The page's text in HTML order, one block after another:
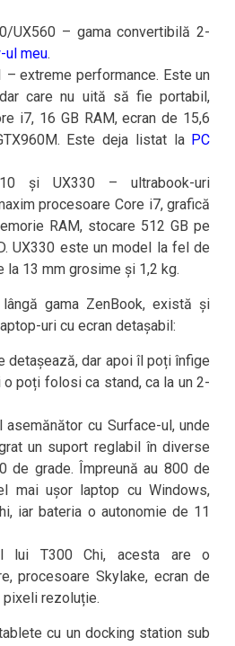
UX560 – gama convertibilă 2-
ul meu.
– extreme performance. Este un
care nu uită să fie portabil,
i7, 16 GB RAM, ecran de 15,6
Este deja listat la PC
și UX330 – ultrabook-uri
procesoare Core i7, grafică
RAM, stocare 512 GB pe
UX330 este un model la fel de
la 13 mm grosime și 1,2 kg.
gama ZenBook, există și
uri cu ecran detașabil:
detașează, dar apoi îl poți înfige
poți folosi ca stand, ca la un 2-
cu Surface-ul, unde
un suport reglabil în diverse
de grade. Împreună au 800 de
mai ușor laptop cu Windows,
iar bateria o autonomie de 11
lui T300 Chi, acesta are o
procesoare Skylake, ecran de
pixeli rezoluție.
cu un docking station sub